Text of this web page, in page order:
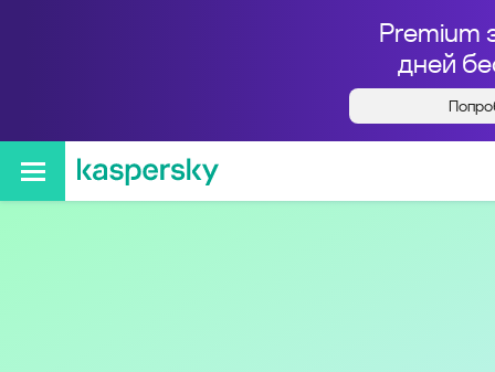
Premium
дней
Кто звонил с номера
+79012003367